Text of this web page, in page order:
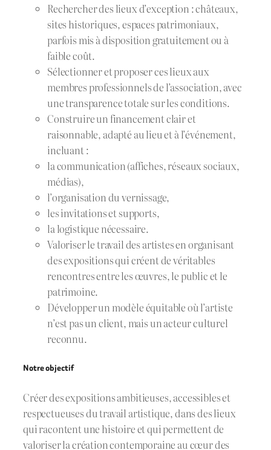
Rechercher des lieux d’exception : châteaux,
sites historiques, espaces patrimoniaux,
parfois mis à disposition gratuitement ou à
faible coût.
Sélectionner et proposer ces lieux aux
membres professionnels de l’association, avec
une transparence totale sur les conditions.
Construire un financement clair et
raisonnable, adapté au lieu et à l’événement,
incluant :
la communication (affiches, réseaux sociaux,
médias),
l’organisation du vernissage,
les invitations et supports,
la logistique nécessaire.
Valoriser le travail des artistes en organisant
des expositions qui créent de véritables
rencontres entre les œuvres, le public et le
patrimoine.
Développer un modèle équitable où l’artiste
n’est pas un client, mais un acteur culturel
reconnu.
Notre objectif
Créer des expositions ambitieuses, accessibles et
respectueuses du travail artistique, dans des lieux
qui racontent une histoire et qui permettent de
valoriser la création contemporaine au cœur des